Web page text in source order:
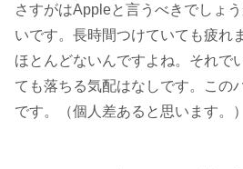
さすがはAppleと言うべきでしょ
いです。長時間つけていても疲れ
ほとんどないんですよね。それで
ても落ちる気配はなしです。この
です。（個人差あると思います。）